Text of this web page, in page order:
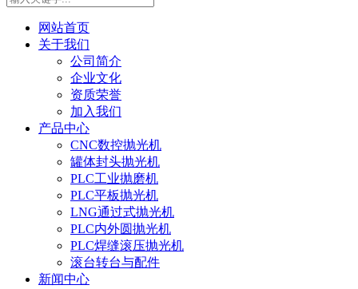
网站首页
关于我们
公司简介
企业文化
资质荣誉
加入我们
产品中心
CNC数控抛光机
罐体封头抛光机
PLC工业抛磨机
PLC平板抛光机
LNG通过式抛光机
PLC内外圆抛光机
PLC焊缝滚压抛光机
滚台转台与配件
新闻中心